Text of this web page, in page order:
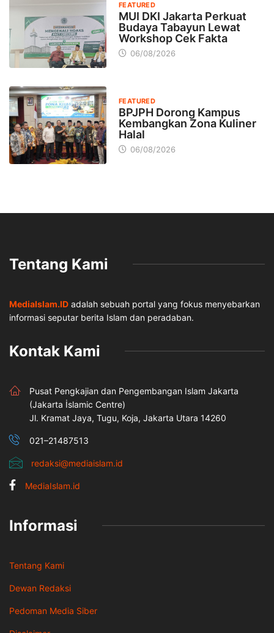
FEATURED
MUI DKI Jakarta Perkuat
Budaya Tabayun Lewat
Workshop Cek Fakta
06/08/2026
FEATURED
BPJPH Dorong Kampus
Kembangkan Zona Kuliner
Halal
06/08/2026
Tentang Kami
MediaIslam.ID adalah sebuah portal yang fokus menyebarkan
informasi seputar berita Islam dan peradaban.
Kontak Kami
Pusat Pengkajian dan Pengembangan Islam Jakarta
(Jakarta İslamic Centre)
Jl. Kramat Jaya, Tugu, Koja, Jakarta Utara 14260
021–21487513
redaksi@mediaislam.id
MediaIslam.id
Informasi
Tentang Kami
Dewan Redaksi
Pedoman Media Siber